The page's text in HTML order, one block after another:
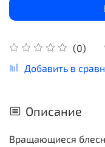
(0)
Добавить в
Описание
Вращающиеся